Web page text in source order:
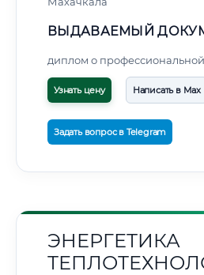
ВЫДАВАЕМЫЙ
диплом о
Узнать цену Написать в Max
Задать вопрос в Telegram
ЭНЕРГЕТИКА